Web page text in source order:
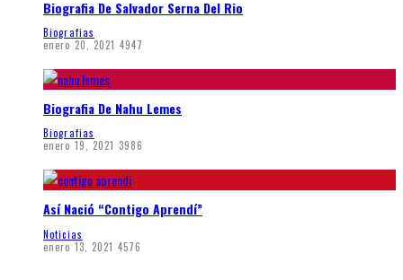
Biografia De Salvador Serna Del Rio
Biografias
enero 20, 2021 4947
Biografia De Nahu Lemes
Biografias
enero 19, 2021 3986
Así Nació “Contigo Aprendí”
Noticias
enero 13, 2021 4576